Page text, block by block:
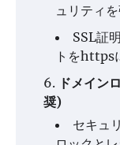
ュリティを
SSL証
トをhttps
ドメイン
奨)
セキュ